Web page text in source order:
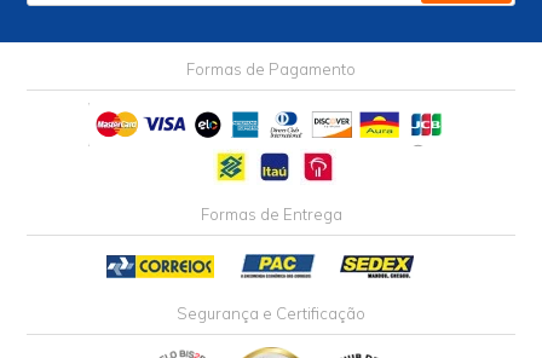
Formas de Pagamento
Formas de Entrega
Segurança e Certificação